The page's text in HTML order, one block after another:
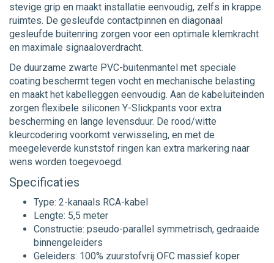
stevige grip en maakt installatie eenvoudig, zelfs in krappe
ruimtes. De gesleufde contactpinnen en diagonaal
gesleufde buitenring zorgen voor een optimale klemkracht
en maximale signaaloverdracht.
De duurzame zwarte PVC-buitenmantel met speciale
coating beschermt tegen vocht en mechanische belasting
en maakt het kabelleggen eenvoudig. Aan de kabeluiteinden
zorgen flexibele siliconen Y-Slickpants voor extra
bescherming en lange levensduur. De rood/witte
kleurcodering voorkomt verwisseling, en met de
meegeleverde kunststof ringen kan extra markering naar
wens worden toegevoegd.
Specificaties
Type: 2-kanaals RCA-kabel
Lengte: 5,5 meter
Constructie: pseudo-parallel symmetrisch, gedraaide
binnengeleiders
Geleiders: 100% zuurstofvrij OFC massief koper